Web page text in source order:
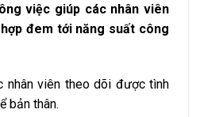
việc giúp các nhân viên
đem tới năng suất công
nhân viên theo dõi được tình
bản thân.